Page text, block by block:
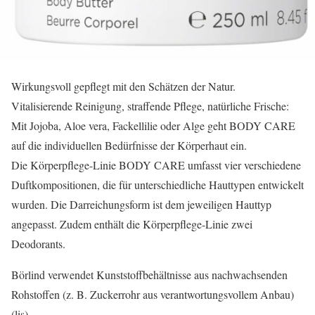
Wirkungsvoll gepflegt mit den Schätzen der Natur.
Vitalisierende Reinigung, straffende Pflege, natürliche Frische:
Mit Jojoba, Aloe vera, Fackellilie oder Alge geht BODY CARE
auf die individuellen Bedürfnisse der Körperhaut ein.
Die Körperpflege-Linie BODY CARE umfasst vier verschiedene
Duftkompositionen, die für unterschiedliche Hauttypen entwickelt
wurden. Die Darreichungsform ist dem jeweiligen Hauttyp
angepasst. Zudem enthält die Körperpflege-Linie zwei
Deodorants.
Börlind verwendet Kunststoffbehältnisse aus nachwachsenden
Rohstoffen (z. B. Zuckerrohr aus verantwortungsvollem Anbau)